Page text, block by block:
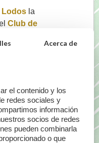
Lodos la
Club de
cuando surgen
nuestras
la información
Club de
Acerca de
el contenido y los
redes sociales y
información
socios de redes
pueden combinarla
o que